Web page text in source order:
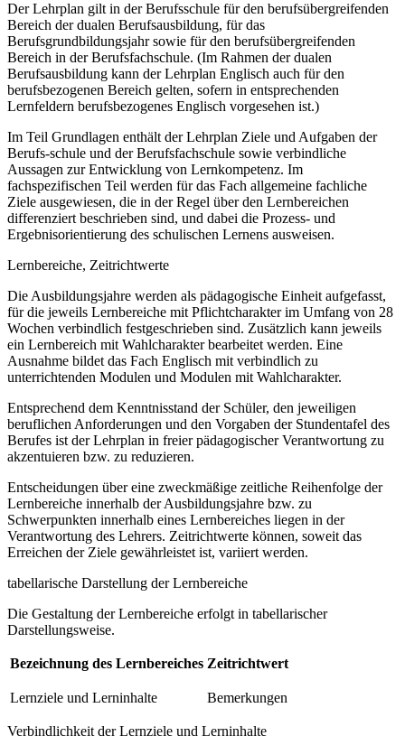
Der Lehrplan gilt in der Berufsschule für den berufsübergreifenden
Bereich der dualen Berufsausbildung, für das
Berufsgrundbildungsjahr sowie für den berufsübergreifenden
Bereich in der Berufsfachschule. (Im Rahmen der dualen
Berufsausbildung kann der Lehrplan Englisch auch für den
berufsbezogenen Bereich gelten, sofern in entsprechenden
Lernfeldern berufsbezogenes Englisch vorgesehen ist.)
Im Teil Grundlagen enthält der Lehrplan Ziele und Aufgaben der
Berufs-schule und der Berufsfachschule sowie verbindliche
Aussagen zur Entwicklung von Lernkompetenz. Im
fachspezifischen Teil werden für das Fach allgemeine fachliche
Ziele ausgewiesen, die in der Regel über den Lernbereichen
differenziert beschrieben sind, und dabei die Prozess- und
Ergebnisorientierung des schulischen Lernens ausweisen.
Lernbereiche, Zeitrichtwerte
Die Ausbildungsjahre werden als pädagogische Einheit aufgefasst,
für die jeweils Lernbereiche mit Pflichtcharakter im Umfang von 28
Wochen verbindlich festgeschrieben sind. Zusätzlich kann jeweils
ein Lernbereich mit Wahlcharakter bearbeitet werden. Eine
Ausnahme bildet das Fach Englisch mit verbindlich zu
unterrichtenden Modulen und Modulen mit Wahlcharakter.
Entsprechend dem Kenntnisstand der Schüler, den jeweiligen
beruflichen Anforderungen und den Vorgaben der Stundentafel des
Berufes ist der Lehrplan in freier pädagogischer Verantwortung zu
akzentuieren bzw. zu reduzieren.
Entscheidungen über eine zweckmäßige zeitliche Reihenfolge der
Lernbereiche innerhalb der Ausbildungsjahre bzw. zu
Schwerpunkten innerhalb eines Lernbereiches liegen in der
Verantwortung des Lehrers. Zeitrichtwerte können, soweit das
Erreichen der Ziele gewährleistet ist, variiert werden.
tabellarische Darstellung der Lernbereiche
Die Gestaltung der Lernbereiche erfolgt in tabellarischer
Darstellungsweise.
Bezeichnung des Lernbereiches Zeitrichtwert
Lernziele und Lerninhalte Bemerkungen
Verbindlichkeit der Lernziele und Lerninhalte